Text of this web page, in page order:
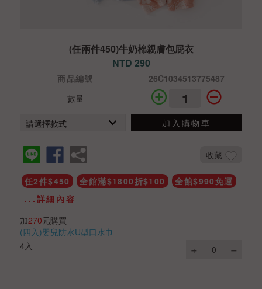
(任兩件450)牛奶棉親膚包屁衣
NTD 290
商品編號
26C1034513775487
數量
加入購物車
收藏
任2件$450 全館滿$1800折$100
全館$990免運
...詳細內容
加270元購買
(四入)嬰兒防水U型口水巾
4入